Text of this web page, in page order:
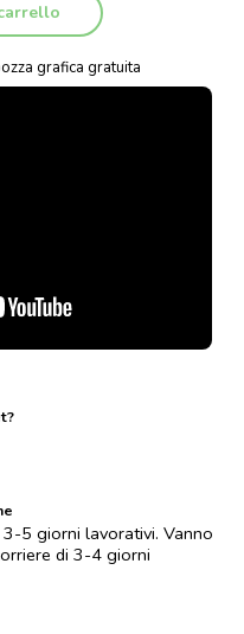
grafica gratuita
5 giorni lavorativi. Vanno
di 3-4 giorni